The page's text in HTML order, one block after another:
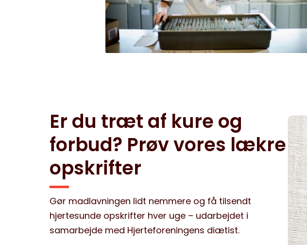
Er du træt af kure og
forbud? Prøv vores lækre
opskrifter
Gør madlavningen lidt nemmere og få tilsendt
hjertesunde opskrifter hver uge – udarbejdet i
samarbejde med Hjerteforeningens diætist.